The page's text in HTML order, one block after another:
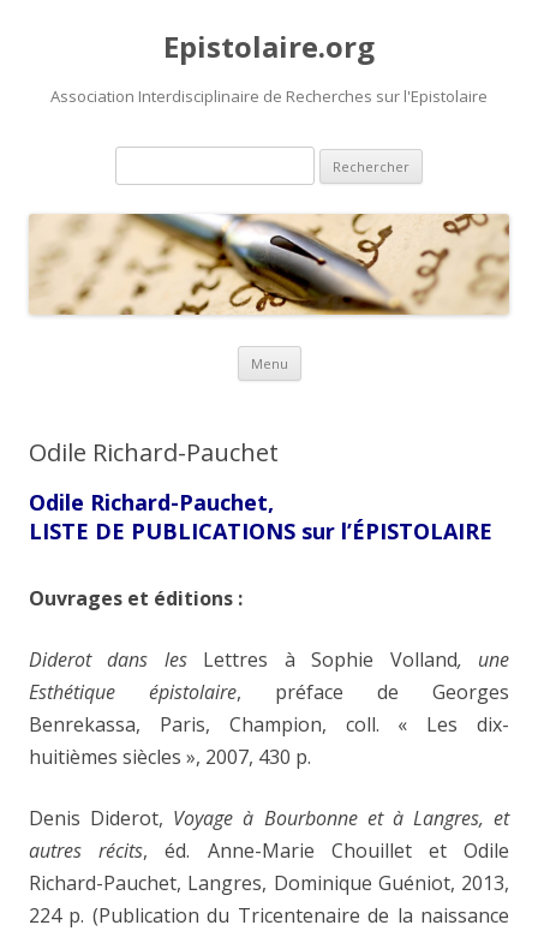
Epistolaire.org
Association Interdisciplinaire de Recherches sur l'Epistolaire
Rechercher :
Menu Aller au contenu principal
Odile Richard-Pauchet
Odile Richard-Pauchet,
LISTE DE PUBLICATIONS sur l’ÉPISTOLAIRE
Ouvrages et éditions :
Diderot dans les Lettres à Sophie Volland, une
Esthétique épistolaire, préface de Georges
Benrekassa, Paris, Champion, coll. « Les dix-
huitièmes siècles », 2007, 430 p.
Denis Diderot, Voyage à Bourbonne et à Langres, et
autres récits, éd. Anne-Marie Chouillet et Odile
Richard-Pauchet, Langres, Dominique Guéniot, 2013,
224 p. (Publication du Tricentenaire de la naissance